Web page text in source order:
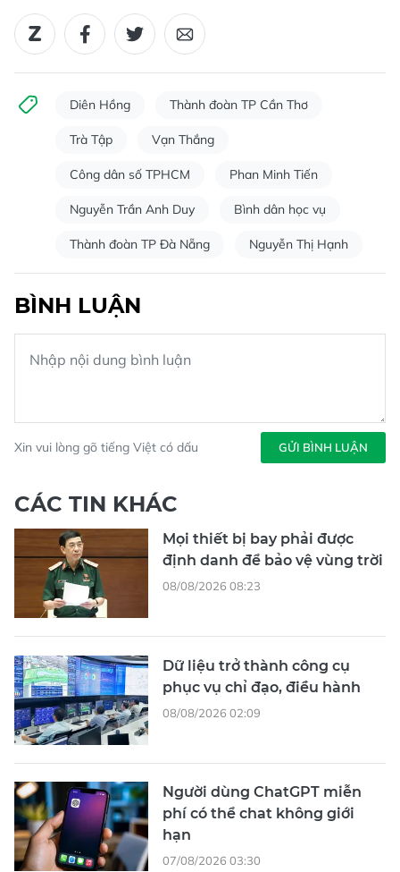
Diên Hồng Thành đoàn TP Cần Thơ
Trà Tập Vạn Thắng
Công dân số TPHCM Phan Minh Tiến
Nguyễn Trần Anh Duy Bình dân học vụ
Thành đoàn TP Đà Nẵng Nguyễn Thị Hạnh
BÌNH LUẬN
Xin vui lòng gõ tiếng Việt có dấu GỬI BÌNH LUẬN
CÁC TIN KHÁC
Mọi thiết bị bay phải được
định danh để bảo vệ vùng trời
08/08/2026 08:23
Dữ liệu trở thành công cụ
phục vụ chỉ đạo, điều hành
08/08/2026 02:09
Người dùng ChatGPT miễn
phí có thể chat không giới
hạn
07/08/2026 03:30